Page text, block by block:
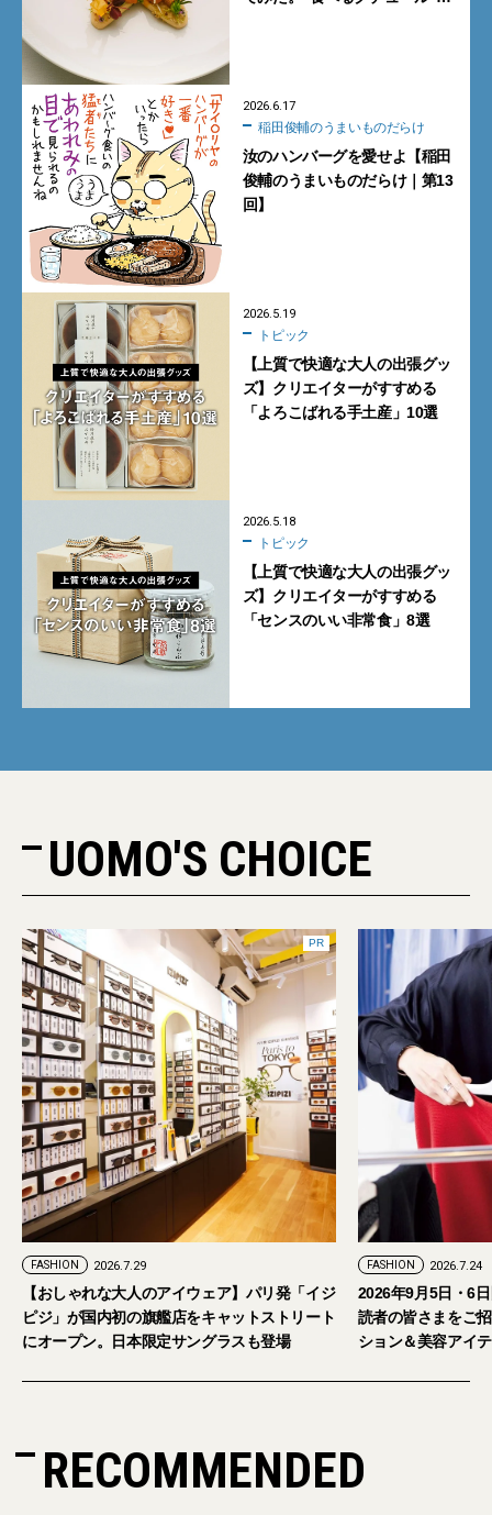
2026.6.17
稲田俊輔のうまいものだらけ
汝のハンバーグを愛せよ【稲田
俊輔のうまいものだらけ｜第13
回】
2026.5.19
トピック
【上質で快適な大人の出張グッ
ズ】クリエイターがすすめる
「よろこばれる手土産」10選
2026.5.18
トピック
【上質で快適な大人の出張グッ
ズ】クリエイターがすすめる
「センスのいい非常食」8選
UOMO'S CHOICE
ア】パリ発「イジ
ャットストリート
ラスも登場
2026年9月5日・6日開催。「試着フェス®︎」に
読者の皆さまをご招待。【2026年秋冬ファッ
ション＆美容アイテム試し放題】
RECOMMENDED